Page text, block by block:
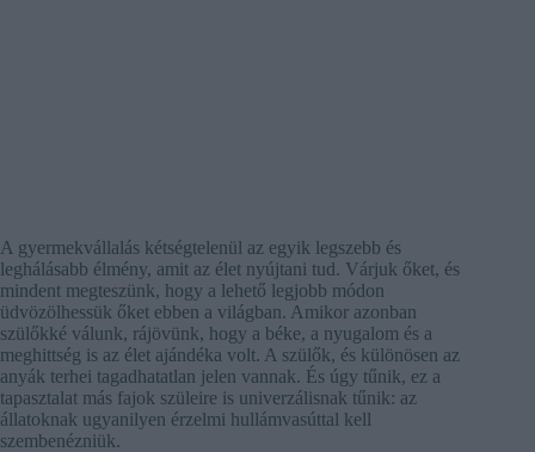
A gyermekvállalás kétségtelenül az egyik legszebb és
leghálásabb élmény, amit az élet nyújtani tud. Várjuk őket, és
mindent megteszünk, hogy a lehető legjobb módon
üdvözölhessük őket ebben a világban. Amikor azonban
szülőkké válunk, rájövünk, hogy a béke, a nyugalom és a
meghittség is az élet ajándéka volt. A szülők, és különösen az
anyák terhei tagadhatatlan jelen vannak. És úgy tűnik, ez a
tapasztalat más fajok szüleire is univerzálisnak tűnik: az
állatoknak ugyanilyen érzelmi hullámvasúttal kell
szembenézniük.